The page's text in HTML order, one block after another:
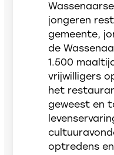
jongeren
gemeente,
de
1.500
vrijwilligers
het
geweest en
optredens